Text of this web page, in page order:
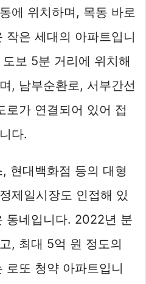
에 위치하며, 목동 바로
작은 세대의 아파트입니
보 5분 거리에 위치해
, 남부순환로, 서부간선
로가 연결되어 있어 접
다.
현대백화점 등의 대형
제일시장도 인접해 있
동네입니다. 2022년 분
, 최대 5억 원 정도의
로또 청약 아파트입니